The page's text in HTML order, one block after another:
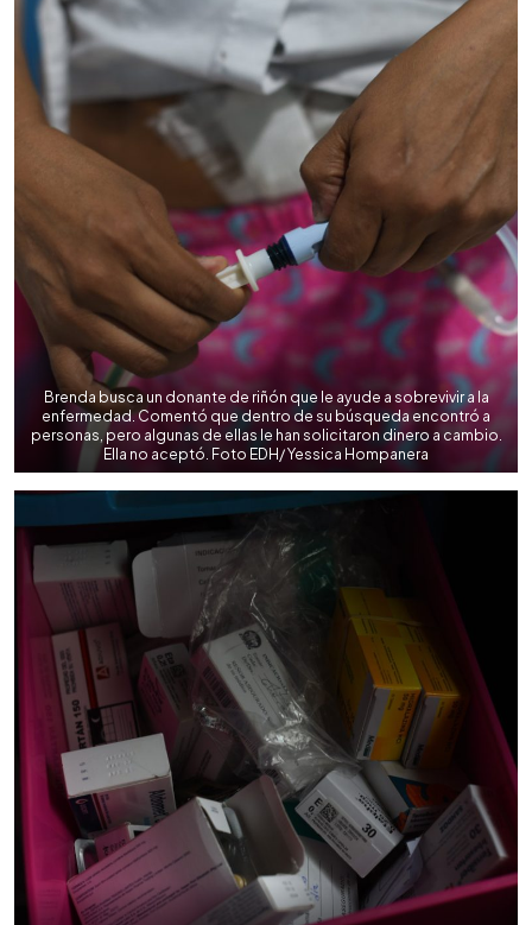
Brenda busca un donante de riñón que le ayude a sobrevivir a la
enfermedad. Comentó que dentro de su búsqueda encontró a
personas, pero algunas de ellas le han solicitaron dinero a cambio.
Ella no aceptó. Foto EDH/ Yessica Hompanera